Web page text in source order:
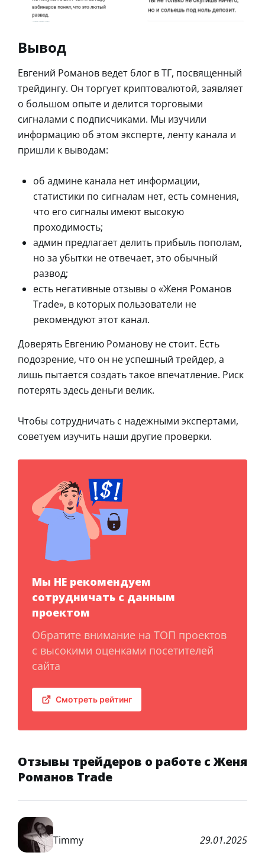
Вывод
Евгений Романов ведет блог в ТГ, посвященный
трейдингу. Он торгует криптовалютой, заявляет
о большом опыте и делится торговыми
сигналами с подписчиками. Мы изучили
информацию об этом эксперте, ленту канала и
пришли к выводам:
об админе канала нет информации,
статистики по сигналам нет, есть сомнения,
что его сигналы имеют высокую
проходимость;
админ предлагает делить прибыль пополам,
но за убытки не отвечает, это обычный
развод;
есть негативные отзывы о «Женя Романов
Trade», в которых пользователи не
рекомендуют этот канал.
Доверять Евгению Романову не стоит. Есть
подозрение, что он не успешный трейдер, а
лишь пытается создать такое впечатление. Риск
потерять здесь деньги велик.
Чтобы сотрудничать с надежными экспертами,
советуем изучить наши другие проверки.
Мы НЕ рекомендуем
сотрудничать с данным
проектом
Обратите внимание на ТОП проектов
с высокими оценками посетителей
сайта
Смотреть рейтинг
Отзывы трейдеров о работе с Женя
Романов Trade
Timmy 29.01.2025